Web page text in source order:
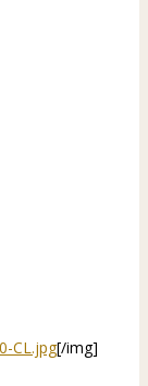
CL.jpg[/img]